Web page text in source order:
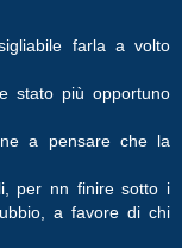
farla a volto
stato più opportuno
a pensare che la
per nn finire sotto i
a favore di chi